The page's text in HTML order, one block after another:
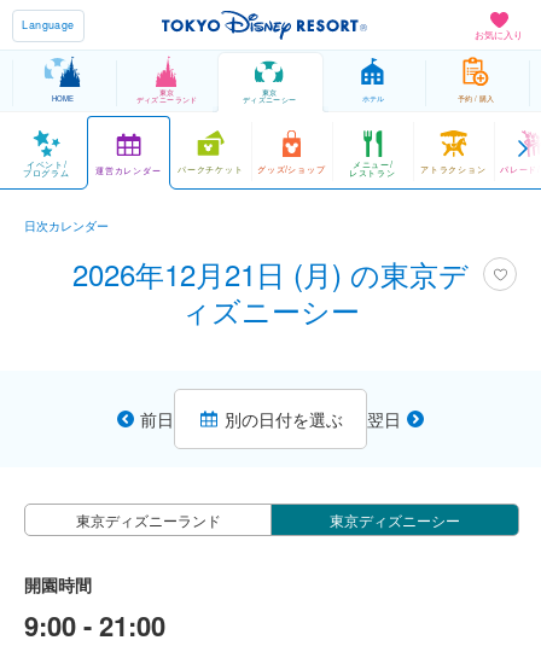
お気に入り
Language
HOME
東京
ディズニーランド
東京
ディズニーシー ホテル 予約 / 購入
イベント/
プログラム 運営カレンダー パークチケット グッズ/ショップ メニュー/
レストラン アトラクション パレード
日次カレンダー
2026年12月21日 (月) の東京デ
ィズニーシー
前日 別の日付を選ぶ 翌日
東京ディズニーランド 東京ディズニーシー
開園時間
9:00 - 21:00